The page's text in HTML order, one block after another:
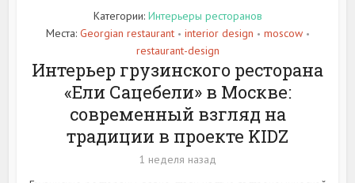
Категории: Интерьеры ресторанов
Места: Georgian restaurant • interior design • moscow •
restaurant-design
Интерьер грузинского ресторана
«Ели Сацебели» в Москве:
современный взгляд на
традиции в проекте KIDZ
1 неделя назад